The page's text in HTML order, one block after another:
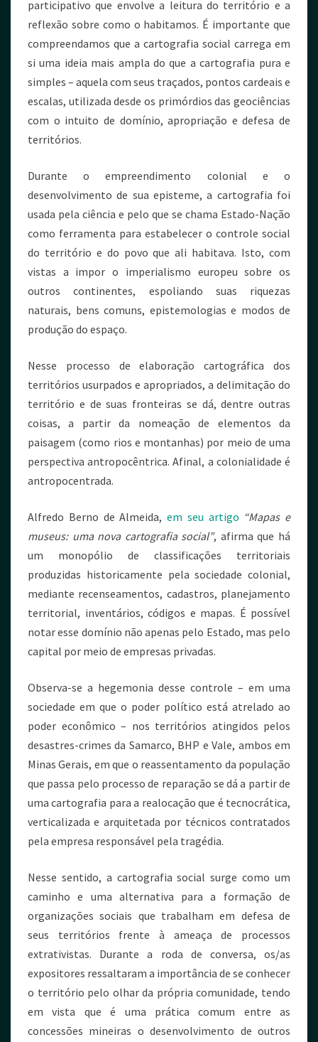
participativo que envolve a leitura do território e a
reflexão sobre como o habitamos. É importante que
compreendamos que a cartografia social carrega em
si uma ideia mais ampla do que a cartografia pura e
simples – aquela com seus traçados, pontos cardeais e
escalas, utilizada desde os primórdios das geociências
com o intuito de domínio, apropriação e defesa de
territórios.
Durante o empreendimento colonial e o
desenvolvimento de sua episteme, a cartografia foi
usada pela ciência e pelo que se chama Estado-Nação
como ferramenta para estabelecer o controle social
do território e do povo que ali habitava. Isto, com
vistas a impor o imperialismo europeu sobre os
outros continentes, espoliando suas riquezas
naturais, bens comuns, epistemologias e modos de
produção do espaço.
Nesse processo de elaboração cartográfica dos
territórios usurpados e apropriados, a delimitação do
território e de suas fronteiras se dá, dentre outras
coisas, a partir da nomeação de elementos da
paisagem (como rios e montanhas) por meio de uma
perspectiva antropocêntrica. Afinal, a colonialidade é
antropocentrada.
Alfredo Berno de Almeida, em seu artigo “Mapas e
museus: uma nova cartografia social”, afirma que há
um monopólio de classificações territoriais
produzidas historicamente pela sociedade colonial,
mediante recenseamentos, cadastros, planejamento
territorial, inventários, códigos e mapas. É possível
notar esse domínio não apenas pelo Estado, mas pelo
capital por meio de empresas privadas.
Observa-se a hegemonia desse controle – em uma
sociedade em que o poder político está atrelado ao
poder econômico – nos territórios atingidos pelos
desastres-crimes da Samarco, BHP e Vale, ambos em
Minas Gerais, em que o reassentamento da população
que passa pelo processo de reparação se dá a partir de
uma cartografia para a realocação que é tecnocrática,
verticalizada e arquitetada por técnicos contratados
pela empresa responsável pela tragédia.
Nesse sentido, a cartografia social surge como um
caminho e uma alternativa para a formação de
organizações sociais que trabalham em defesa de
seus territórios frente à ameaça de processos
extrativistas. Durante a roda de conversa, os/as
expositores ressaltaram a importância de se conhecer
o território pelo olhar da própria comunidade, tendo
em vista que é uma prática comum entre as
concessões mineiras o desenvolvimento de outros